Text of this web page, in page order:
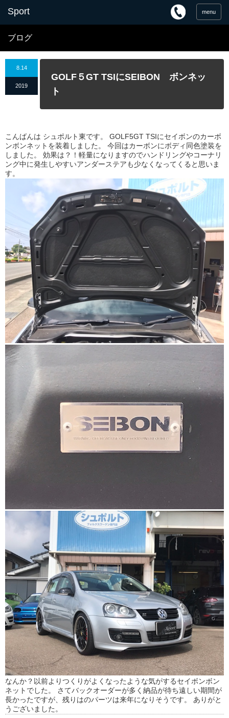
menu
ブログ
8.14
2019
GOLF５GT TSIにSEIBON ボンネッ
ト
こんばんは シュポルト東です。 GOLF5GT TSIにセイボンのカーボ
ンボンネットを装着しました。 今回はカーボンにボディ同色塗装を
しました。 効果は？！軽量になりますのでハンドリングやコーナリ
ング中に発生しやすいアンダーステアも少なくなってくると思いま
す。
なんか？以前よりつくりがよくなったような気がするセイボンボン
ネットでした。 さてバックオーダーが多く納品が待ち遠しい期間が
長かったですが、残りはのパーツは来年になりそうです。 ありがと
うございました。